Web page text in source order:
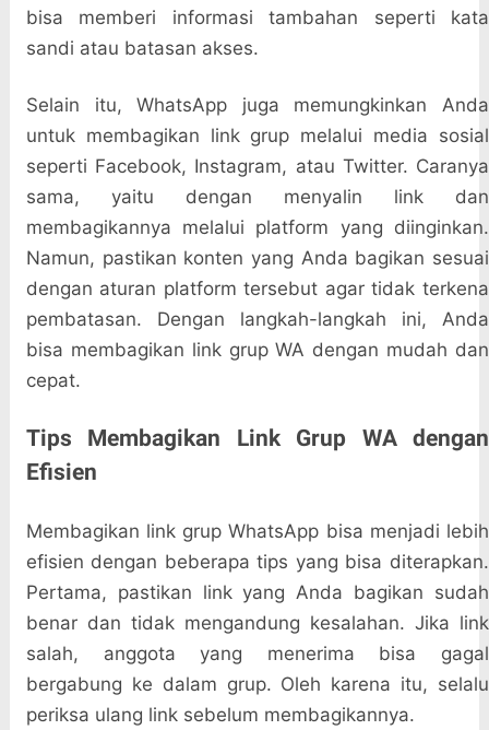
bisa memberi informasi tambahan seperti kata
sandi atau batasan akses.
Selain itu, WhatsApp juga memungkinkan Anda
untuk membagikan link grup melalui media sosial
seperti Facebook, Instagram, atau Twitter. Caranya
sama, yaitu dengan menyalin link dan
membagikannya melalui platform yang diinginkan.
Namun, pastikan konten yang Anda bagikan sesuai
dengan aturan platform tersebut agar tidak terkena
pembatasan. Dengan langkah-langkah ini, Anda
bisa membagikan link grup WA dengan mudah dan
cepat.
Tips Membagikan Link Grup WA dengan
Efisien
Membagikan link grup WhatsApp bisa menjadi lebih
efisien dengan beberapa tips yang bisa diterapkan.
Pertama, pastikan link yang Anda bagikan sudah
benar dan tidak mengandung kesalahan. Jika link
salah, anggota yang menerima bisa gagal
bergabung ke dalam grup. Oleh karena itu, selalu
periksa ulang link sebelum membagikannya.